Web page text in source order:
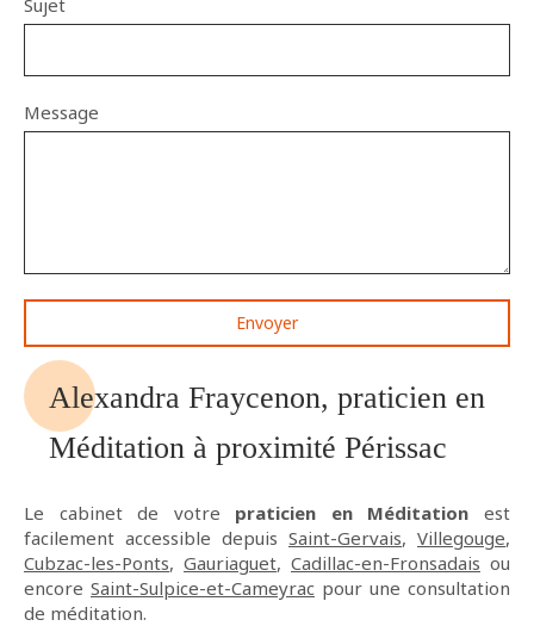
Sujet
Message
Envoyer
Alexandra Fraycenon, praticien en
Méditation à proximité Périssac
Le cabinet de votre praticien en Méditation est
facilement accessible depuis Saint-Gervais, Villegouge,
Cubzac-les-Ponts, Gauriaguet, Cadillac-en-Fronsadais ou
encore Saint-Sulpice-et-Cameyrac pour une consultation
de méditation.